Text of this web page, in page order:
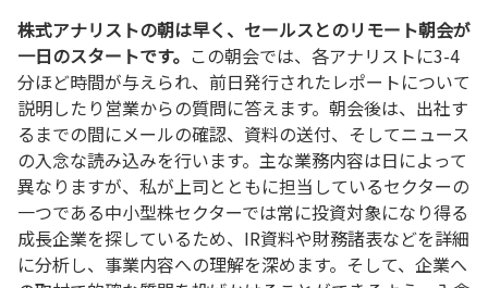
株式アナリストの朝は早く、セールスとのリモート朝会が
一日のスタートです。 この朝会では、各アナリストに3-4
分ほど時間が与えられ、前日発行されたレポートについて
説明したり営業からの質問に答えます。朝会後は、出社す
るまでの間にメールの確認、資料の送付、そしてニュース
の入念な読み込みを行います。主な業務内容は日によって
異なりますが、私が上司とともに担当しているセクターの
一つである中小型株セクターでは常に投資対象になり得る
成長企業を探しているため、IR資料や財務諸表などを詳細
に分析し、事業内容への理解を深めます。そして、企業へ